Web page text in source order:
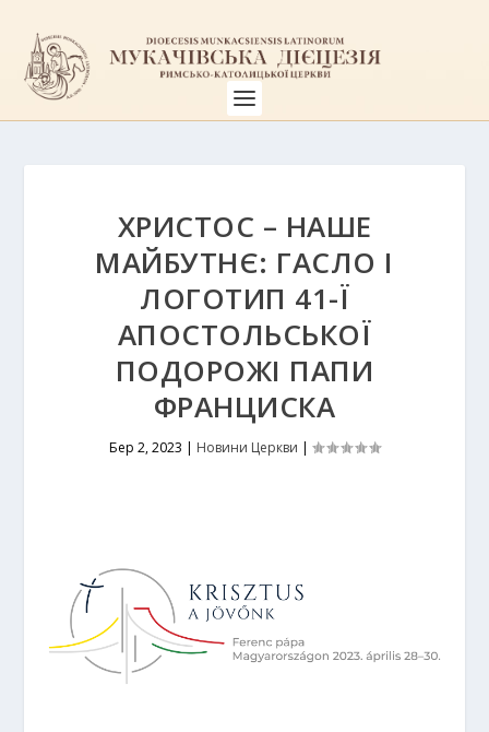
ХРИСТОС – НАШЕ
МАЙБУТНЄ: ГАСЛО І
ЛОГОТИП 41-Ї
АПОСТОЛЬСЬКОЇ
ПОДОРОЖІ ПАПИ
ФРАНЦИСКА
Бер 2, 2023 | Новини Церкви |